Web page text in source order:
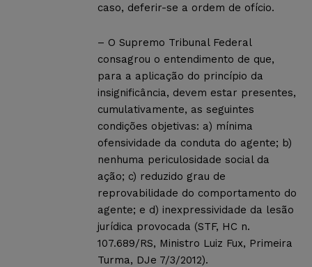
caso, deferir-se a ordem de ofício.
– O Supremo Tribunal Federal
consagrou o entendimento de que,
para a aplicação do princípio da
insignificância, devem estar presentes,
cumulativamente, as seguintes
condições objetivas: a) mínima
ofensividade da conduta do agente; b)
nenhuma periculosidade social da
ação; c) reduzido grau de
reprovabilidade do comportamento do
agente; e d) inexpressividade da lesão
jurídica provocada (STF, HC n.
107.689/RS, Ministro Luiz Fux, Primeira
Turma, DJe 7/3/2012).